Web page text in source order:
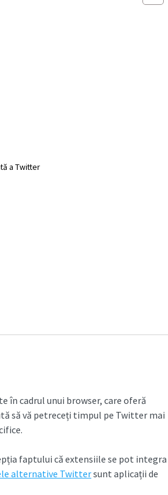
a Twitter
cadrul unui browser, care oferă
să vă petreceți timpul pe Twitter mai
faptului că extensiile se pot integra
alternative Twittersunt aplicații de